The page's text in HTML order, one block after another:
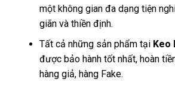
một không gian đa dạng tiện
giãn và thiền định.
Tất cả những sản phẩm tại Keo
được bảo hành tốt nhất, hoàn
hàng giả, hàng Fake.